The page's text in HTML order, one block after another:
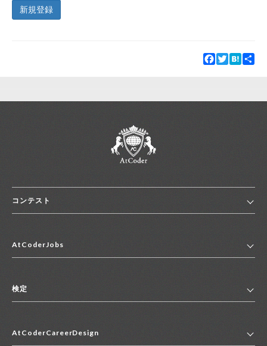
新規登録
Facebook
TwitterHatena
コンテスト
コンテスト一覧
便利リンク集
AtCoderJobs
2027年新卒採用求人一覧
中途採用求人一覧
検定
マイページ
AtCoderCareerDesign